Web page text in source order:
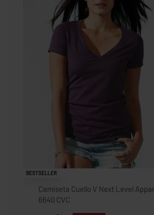
BESTSELLER
Camiseta Cuello V Next Level
6640 CVC